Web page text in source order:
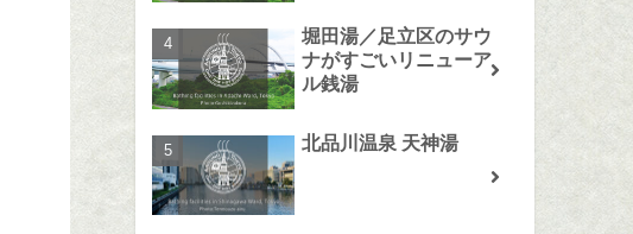
堀田湯／足立区のサウ
ナがすごいリニューア
ル銭湯
北品川温泉 天神湯